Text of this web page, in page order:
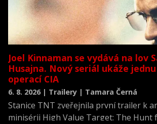
Joel Kinnaman se vydává na lov
Husajna. Nový seriál ukáže
operací CIA
6. 8. 2026 | Trailery | Tamara Černá
Stanice TNT zveřejnila první trailer k
minisérii High Value Target: The Hunt